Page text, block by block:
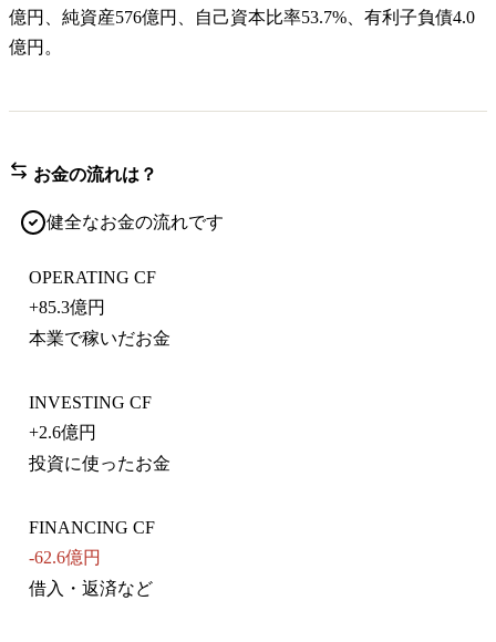
億円、純資産576億円、自己資本比率53.7%、有利子負債4.0
億円。
お金の流れは？
健全なお金の流れです
OPERATING CF
+85.3億円
本業で稼いだお金
INVESTING CF
+2.6億円
投資に使ったお金
FINANCING CF
-62.6億円
借入・返済など